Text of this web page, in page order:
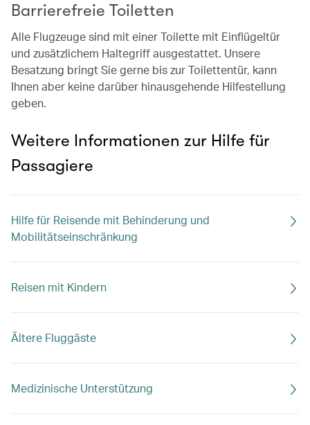
Barrierefreie Toiletten
Alle Flugzeuge sind mit einer Toilette mit Einflügeltür
und zusätzlichem Haltegriff ausgestattet. Unsere
Besatzung bringt Sie gerne bis zur Toilettentür, kann
Ihnen aber keine darüber hinausgehende Hilfestellung
geben.
Weitere Informationen zur Hilfe für
Passagiere
Hilfe für Reisende mit Behinderung und
Mobilitätseinschränkung
Reisen mit Kindern
Ältere Fluggäste
Medizinische Unterstützung